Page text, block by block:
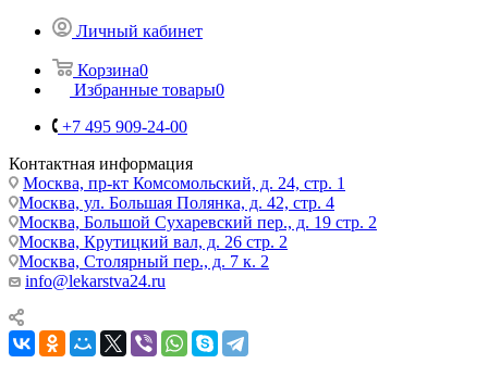
Личный кабинет
Корзина0
Избранные товары0
+7 495 909-24-00
Контактная информация
Москва, пр-кт Комсомольский, д. 24, стр. 1
Москва, ул. Большая Полянка, д. 42, стр. 4
Москва, Большой Сухаревский пер., д. 19 стр. 2
Москва, Крутицкий вал, д. 26 стр. 2
Москва, Столярный пер., д. 7 к. 2
info@lekarstva24.ru